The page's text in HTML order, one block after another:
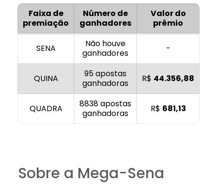
Faixa de
premiação
Número de
ganhadores
Valor do
prêmio
SENA
Não houve
ganhadores
-
QUINA
95 apostas
ganhadoras
R$ 44.356,88
QUADRA
8838 apostas
ganhadoras
R$ 681,13
Sobre a Mega-Sena